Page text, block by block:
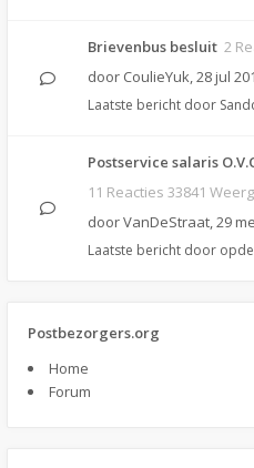
Brievenbus besluit 2
door CoulieYuk,28 jul
Laatste bericht door
Postservice salaris
11 Reacties 33841
doorVanDeStraat,29
Laatste bericht door
Postbezorgers.org
Home
Forum